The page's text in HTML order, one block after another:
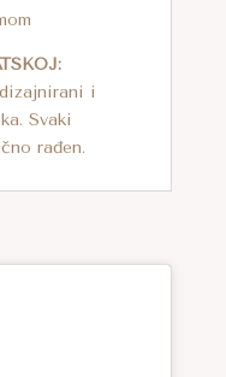
i
Svaki
rađen.